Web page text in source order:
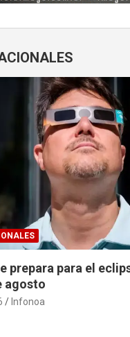
INTERNACIONALES
Ucrania
rusos en Jersón
04/08/2026